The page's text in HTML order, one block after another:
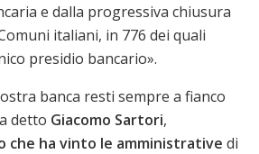
e dalla progressiva chiusura
italiani, in 776 dei quali
presidio bancario».
banca resti sempre a fianco
detto Giacomo Sartori,
che ha vinto le amministrative di